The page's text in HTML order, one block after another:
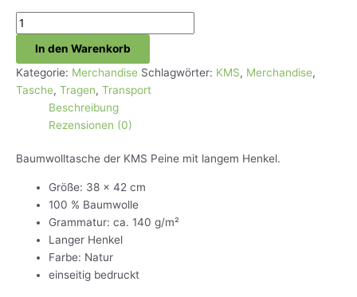
Tragetasche
(langer
Henkel)
Menge
In den Warenkorb
Kategorie: Merchandise Schlagwörter: KMS, Merchandise,
Tasche, Tragen, Transport
Beschreibung
Rezensionen (0)
Baumwolltasche der KMS Peine mit langem Henkel.
Größe: 38 x 42 cm
100 % Baumwolle
Grammatur: ca. 140 g/m²
Langer Henkel
Farbe: Natur
einseitig bedruckt